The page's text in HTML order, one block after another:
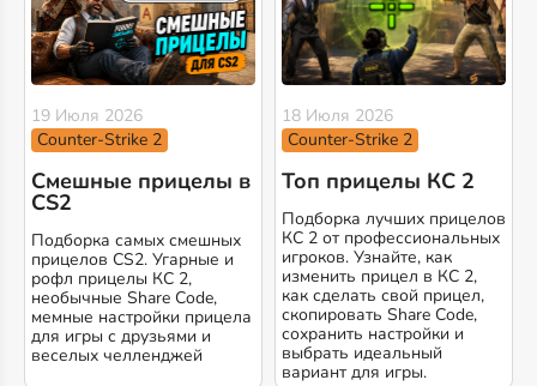
19 Июля 2026
Counter-Strike 2
Смешные прицелы в
CS2
Подборка самых смешных
прицелов CS2. Угарные и
рофл прицелы КС 2,
необычные Share Code,
мемные настройки прицела
для игры с друзьями и
веселых челленджей
18 Июля 2026
Counter-Strike 2
Топ прицелы КС 2
Подборка лучших прицелов
КС 2 от профессиональных
игроков. Узнайте, как
изменить прицел в КС 2,
как сделать свой прицел,
скопировать Share Code,
сохранить настройки и
выбрать идеальный
вариант для игры.